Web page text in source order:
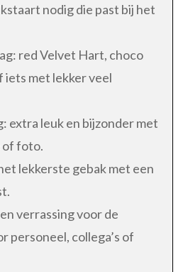
nodig die past bij het
red Velvet Hart, choco
iets met lekker veel
extra leuk en bijzonder met
of foto.
lekkerste gebak met een
verrassing voor de
personeel, collega’s of